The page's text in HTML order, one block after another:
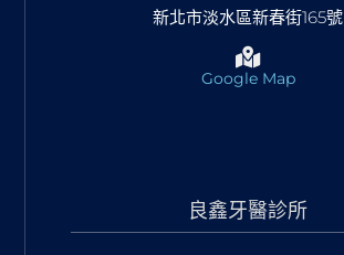
新北市淡水區新春街165號
Google Map
良鑫牙醫診所